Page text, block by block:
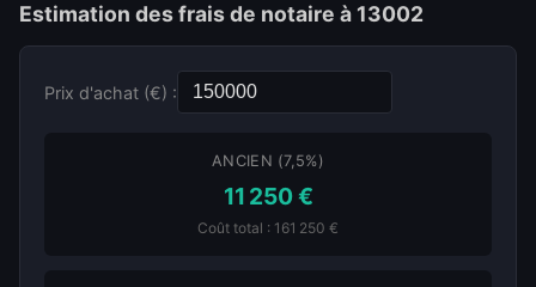
Estimation des frais de notaire à 13002
Prix d'achat (€) :
ANCIEN (7,5%)
11 250 €
Coût total : 161 250 €